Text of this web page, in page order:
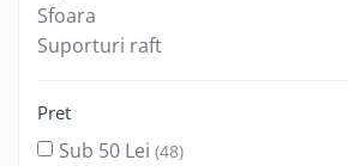
Articole divertisment
Joc pentru degete
Machiaj temporar si efecte speciale
Seturi si jocuri creative
Sfoara
Suporturi raft
Pret
Sub 50 Lei (48)